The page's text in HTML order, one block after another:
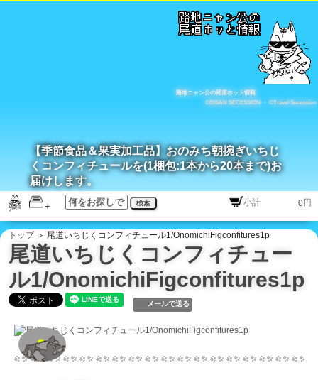
路地ニャン公の尾道ホット情報
©BISAN SECESSION
・ ©Travel Secession
検索 円
【季節食品＆果実加工品】おのみち朝捥ぎいちじ
くコンフィチュールを(1梱包:1本から20本まで)お
届けします。
トップ＞ 尾道いちじくコンフィチュール1/OnomichiFigconfitures1p
尾道いちじくコンフィチュー
ル1/OnomichiFigconfitures1p
メールで送る